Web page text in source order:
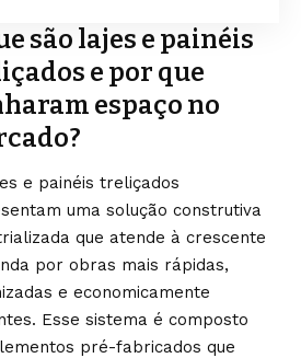
são lajes e painéis
e por que
espaço no
e painéis treliçados
uma solução construtiva
que atende à crescente
por obras mais rápidas,
e economicamente
Esse sistema é composto
pré-fabricados que